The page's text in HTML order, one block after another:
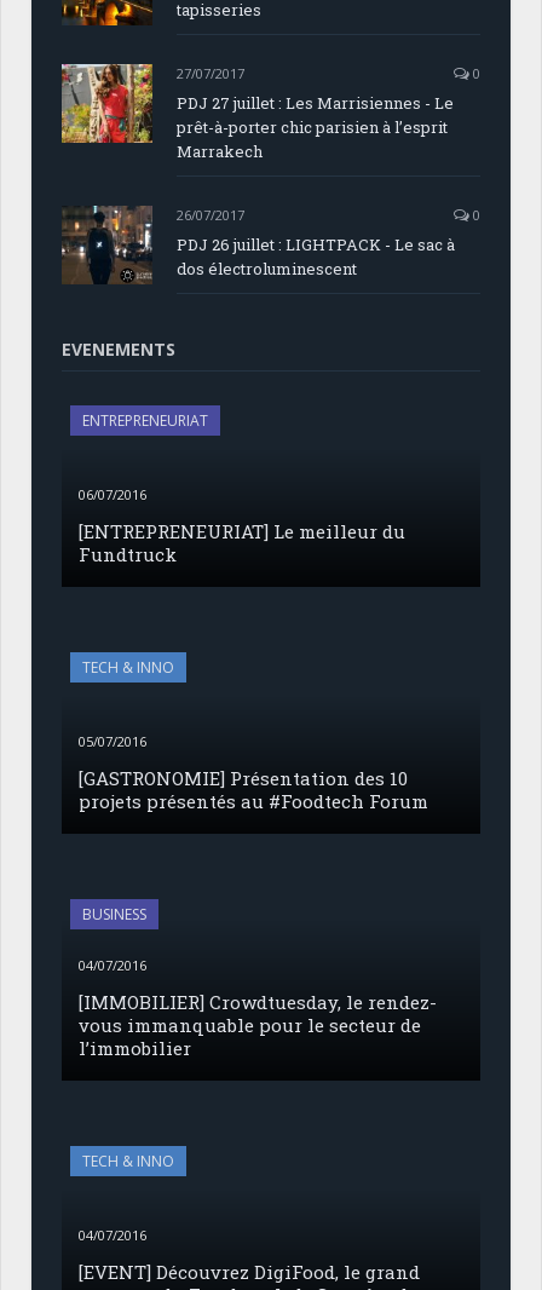
tapisseries
27/07/2017 0
PDJ 27 juillet : Les Marrisiennes - Le
prêt-à-porter chic parisien à l’esprit
Marrakech
26/07/2017 0
PDJ 26 juillet : LIGHTPACK - Le sac à
dos électroluminescent
EVENEMENTS
ENTREPRENEURIAT
06/07/2016
[ENTREPRENEURIAT] Le meilleur du
Fundtruck
TECH & INNO
05/07/2016
[GASTRONOMIE] Présentation des 10
projets présentés au #Foodtech Forum
BUSINESS
04/07/2016
[IMMOBILIER] Crowdtuesday, le rendez-
vous immanquable pour le secteur de
l’immobilier
TECH & INNO
04/07/2016
[EVENT] Découvrez DigiFood, le grand